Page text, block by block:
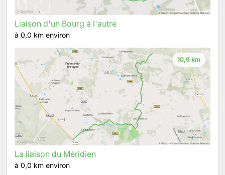
Liaison d'un Bourg à l'autre
à 0,0 km environ
10,9 km
La liaison du Méridien
à 0,0 km environ